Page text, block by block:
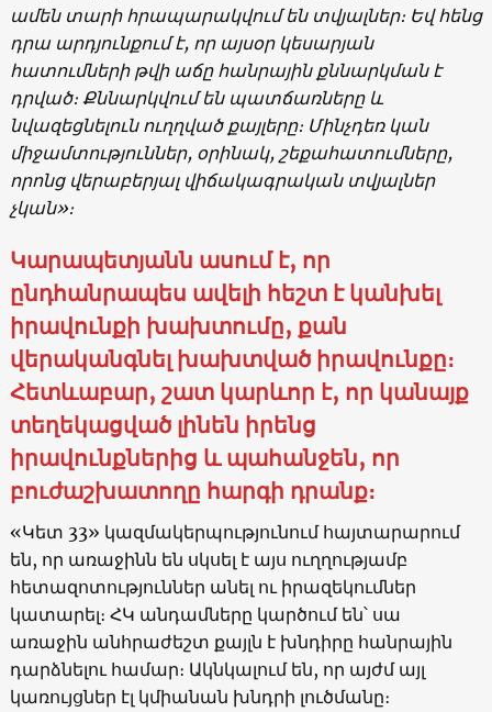
ամեն տարի հրապարակվում են տվյալներ։ Եվ հենց
դրա արդյունքում է, որ այսօր կեսարյան
հատումների թվի աճը հանրային քննարկման է
դրված։ Քննարկվում են պատճառները և
նվազեցնելուն ուղղված քայլերը։ Մինչդեռ կան
միջամտություններ, օրինակ, շեքահատումները,
որոնց վերաբերյալ վիճակագրական տվյալներ
չկան»։
Կարապետյանն ասում է, որ
ընդհանրապես ավելի հեշտ է կանխել
իրավունքի խախտումը, քան
վերականգնել խախտված իրավունքը։
Հետևաբար, շատ կարևոր է, որ կանայք
տեղեկացված լինեն իրենց
իրավունքներից և պահանջեն, որ
բուժաշխատողը հարգի դրանք։
«Կետ 33» կազմակերպությունում հայտարարում
են, որ առաջինն են սկսել է այս ուղղությամբ
հետազոտություններ անել ու իրազեկումներ
կատարել։ ՀԿ անդամները կարծում են՝ սա
առաջին անհրաժեշտ քայլն է խնդիրը հանրային
դարձնելու համար։ Ակնկալում են, որ այժմ այլ
կառույցներ էլ կմիանան խնդրի լուծմանը։